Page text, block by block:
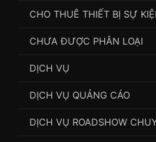
CHO THUÊ THIẾT BỊ SỰ
CHƯA ĐƯỢC PHÂN LOẠI
DỊCH VỤ
DỊCH VỤ QUẢNG CÁO
DỊCH VỤ ROADSHOW